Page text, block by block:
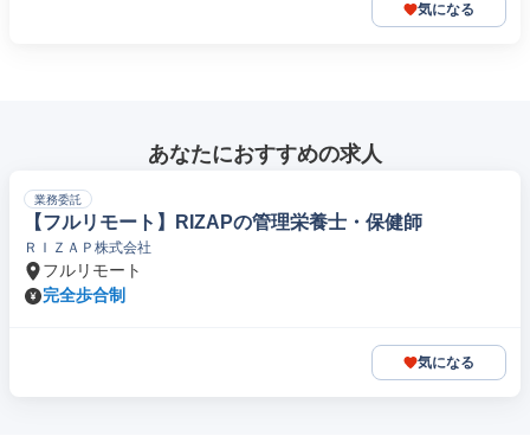
気になる
あなたにおすすめの求人
業務委託
【フルリモート】RIZAPの管理栄養士・保健師
ＲＩＺＡＰ株式会社
フルリモート
完全歩合制
気になる